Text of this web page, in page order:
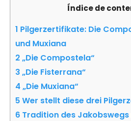
Índice de
1 Pilgerzertifikate: Die
und Muxiana
2 „Die Compostela“
3 „Die Fisterrana“
4 „Die Muxiana“
5 Wer stellt diese drei
6 Tradition des